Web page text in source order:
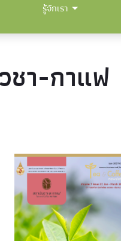
รู้จักเรา
ชา-กาแฟ